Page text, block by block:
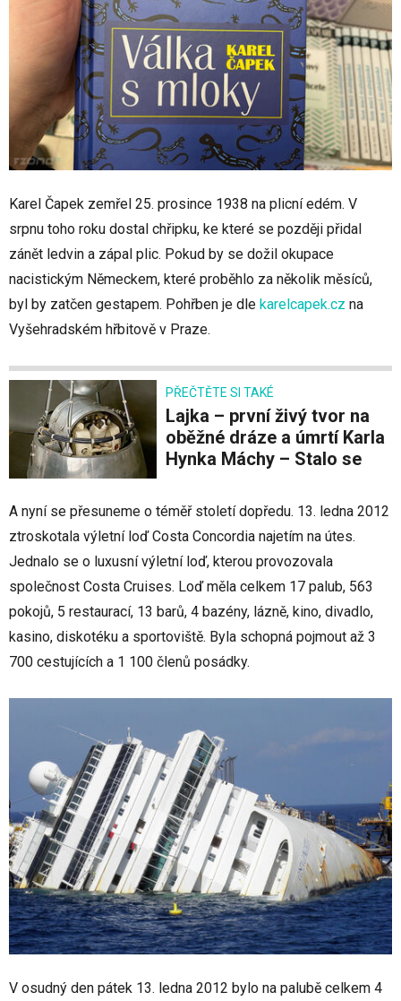
Karel Čapek zemřel 25. prosince 1938 na plicní edém. V
srpnu toho roku dostal chřipku, ke které se později přidal
zánět ledvin a zápal plic. Pokud by se dožil okupace
nacistickým Německem, které proběhlo za několik měsíců,
byl by zatčen gestapem. Pohřben je dle karelcapek.cz na
Vyšehradském hřbitově v Praze.
PŘEČTĚTE SI TAKÉ
Lajka – první živý tvor na
oběžné dráze a úmrtí Karla
Hynka Máchy – Stalo se
A nyní se přesuneme o téměř století dopředu. 13. ledna 2012
ztroskotala výletní loď Costa Concordia najetím na útes.
Jednalo se o luxusní výletní loď, kterou provozovala
společnost Costa Cruises. Loď měla celkem 17 palub, 563
pokojů, 5 restaurací, 13 barů, 4 bazény, lázně, kino, divadlo,
kasino, diskotéku a sportoviště. Byla schopná pojmout až 3
700 cestujících a 1 100 členů posádky.
V osudný den pátek 13. ledna 2012 bylo na palubě celkem 4